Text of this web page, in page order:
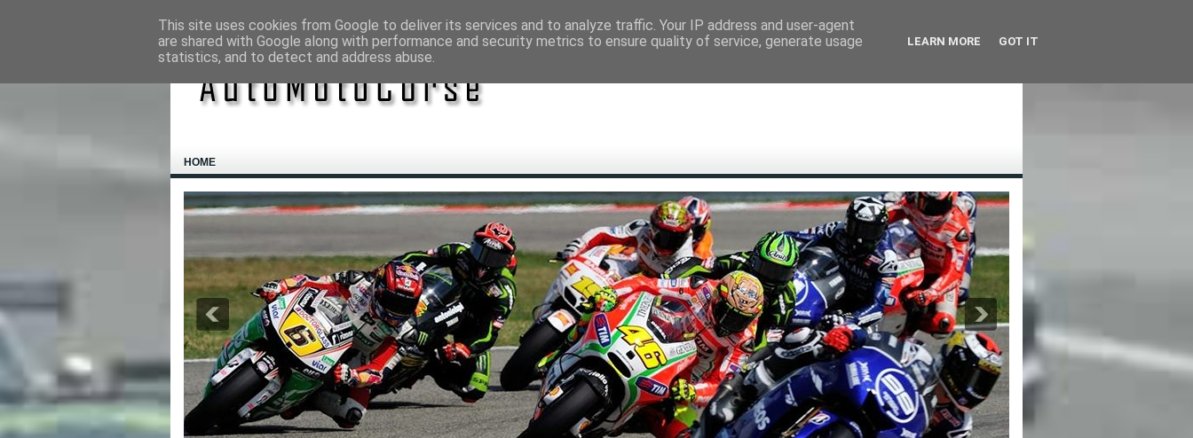
HOME
This site uses cookies from Google to deliver its services and to analyze traffic. Your IP address and user-agent
are shared with Google along with performance and security metrics to ensure quality of service, generate usage
statistics, and to detect and address abuse.
LEARN MORE GOT IT